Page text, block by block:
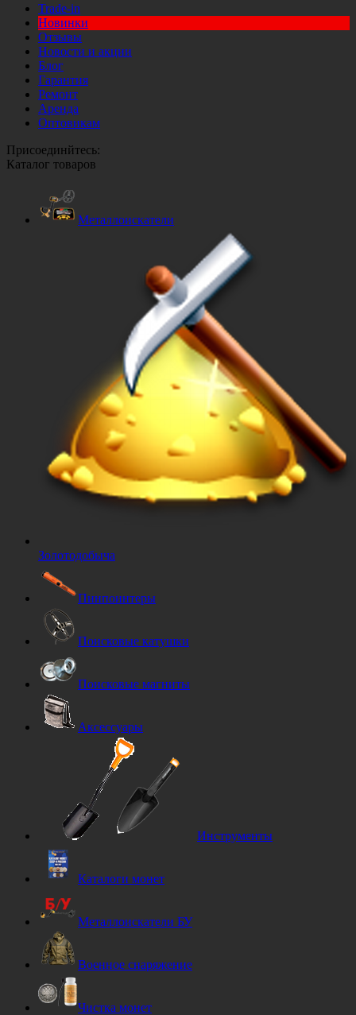
Trade-in
Новинки
Отзывы
Новости и акции
Блог
Гарантия
Ремонт
Аренда
Оптовикам
Присоединйтесь:
Каталог товаров
Металлоискатели
Золотодобыча
Пинпоинтеры
Поисковые катушки
Поисковые магниты
Аксессуары
Инструменты
Каталоги монет
Металлоискатели БУ
Военное снаряжение
Чистка монет